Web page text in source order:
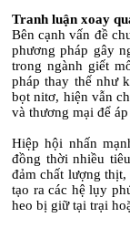
Tranh luận xoay
Bên cạnh vấn đề
phương pháp gây
trong ngành giết
pháp thay thế như
bọt nitơ, hiện vẫn
và thương mại để
Hiệp hội nhấn
đồng thời nhiều
đảm chất lượng
tạo ra các hệ lụy
heo bị giữ tại trại